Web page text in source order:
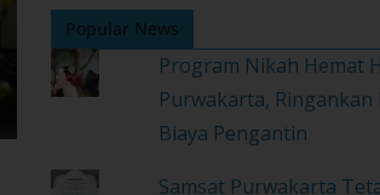
Popular News
Program Nikah Hemat
Purwakarta, Ringankan
Biaya Pengantin
Samsat Purwakarta